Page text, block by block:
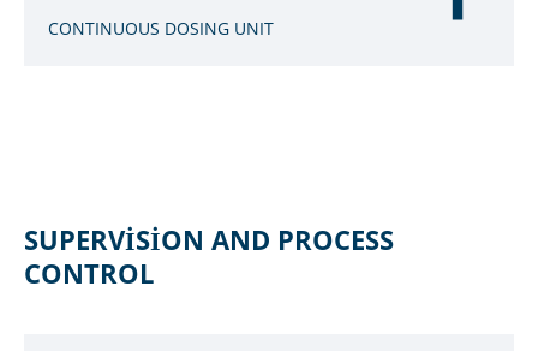
CONTINUOUS DOSING UNIT
SUPERVISION AND PROCESS
CONTROL